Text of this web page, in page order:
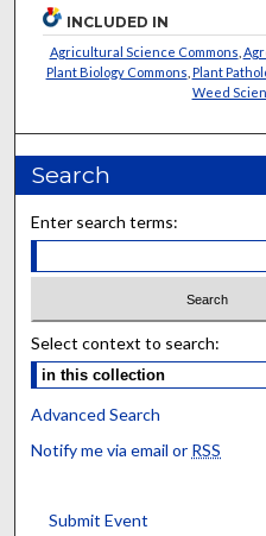
INCLUDED IN
Agricultural Science Commons
Plant Biology Commons Plant
Weed
Search
Enter search terms:
Select context to search:
Advanced Search
Notify me via email or RSS
Submit Event